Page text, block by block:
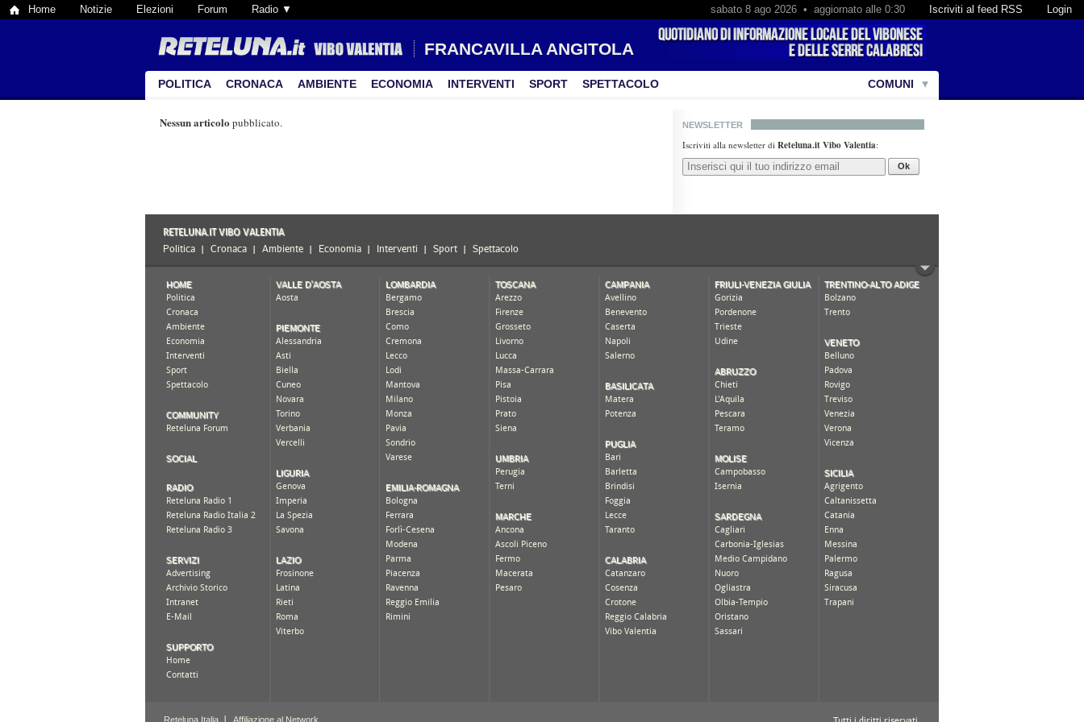
Home Notizie Elezioni Forum Radio ▼ Login
Iscriviti al feed RSS
sabato 8 ago 2026 • aggiornato alle 0:30
FRANCAVILLA ANGITOLA
POLITICA CRONACA AMBIENTE ECONOMIA INTERVENTI SPORT SPETTACOLO COMUNI
NEWSLETTER
Iscriviti alla newsletter di Reteluna.it Vibo Valentia:
Ok
Nessun articolo pubblicato.